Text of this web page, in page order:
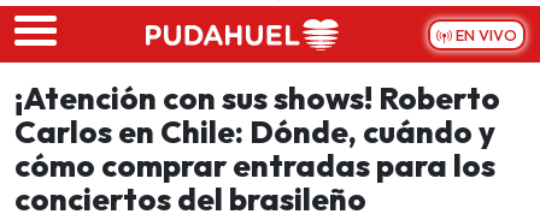
Skip to main content
EN VIVO
¡Atención con sus shows! Roberto
Carlos en Chile: Dónde, cuándo y
cómo comprar entradas para los
conciertos del brasileño